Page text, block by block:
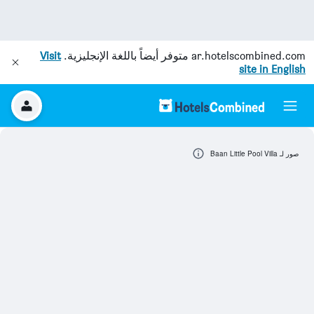
ar.hotelscombined.com متوفر أيضاً باللغة الإنجليزية.Visit
site in English
صور لـ Baan Little Pool Villa